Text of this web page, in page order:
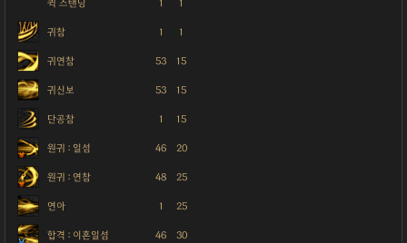
퀵 스탠딩 1 1
귀참 1 1
귀연참 53 15
귀신보 53 15
단공참 1 15
원귀 : 일섬 46 20
원귀 : 연참 48 25
연아 1 25
합격 : 이혼일섬 46 30